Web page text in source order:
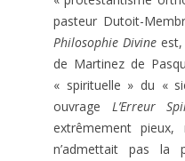
pasteur Dutoit-
Philosophie Divineest,
de Martinez de
« spirituelle » du «
ouvrage L’Erreur
extrêmement
n’admettait pas la